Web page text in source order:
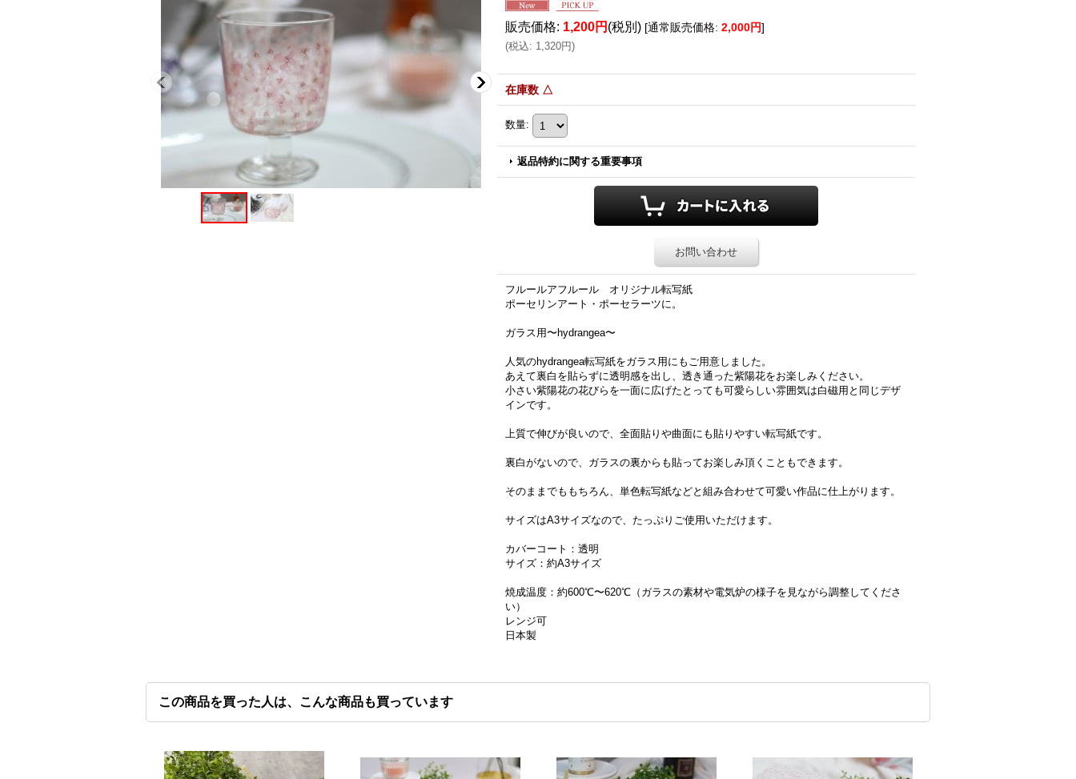
販売価格: 1,200円 (税別) [通常販売価格: 2,000円]
(税込: 1,320円)
在庫数 △
数量:
返品特約に関する重要事項
お問い合わせ
フルールアフルール オリジナル転写紙
ポーセリンアート・ポーセラーツに。
ガラス用〜hydrangea〜
人気のhydrangea転写紙をガラス用にもご用意しました。
あえて裏白を貼らずに透明感を出し、透き通った紫陽花をお楽しみください。
小さい紫陽花の花びらを一面に広げたとっても可愛らしい雰囲気は白磁用と同じデザ
インです。
上質で伸びが良いので、全面貼りや曲面にも貼りやすい転写紙です。
裏白がないので、ガラスの裏からも貼ってお楽しみ頂くこともできます。
そのままでももちろん、単色転写紙などと組み合わせて可愛い作品に仕上がります。
サイズはA3サイズなので、たっぷりご使用いただけます。
カバーコート：透明
サイズ：約A3サイズ
焼成温度：約600℃〜620℃（ガラスの素材や電気炉の様子を見ながら調整してくださ
い）
レンジ可
日本製
この商品を買った人は、こんな商品も買っています